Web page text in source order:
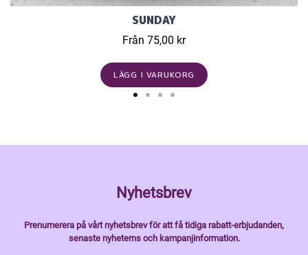
SUNDAY
Från 75,00 kr
LÄGG I VARUKORG
Nyhetsbrev
Prenumerera på vårt nyhetsbrev för att få tidiga rabatt-erbjudanden,
senaste nyheterns och kampanjinformation.